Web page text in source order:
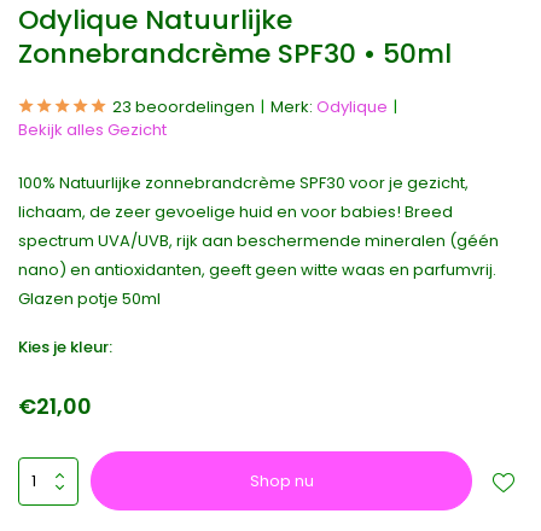
Odylique Natuurlijke
Zonnebrandcrème SPF30 • 50ml
23 beoordelingen Merk: Odylique
Bekijk alles Gezicht
100% Natuurlijke zonnebrandcrème SPF30 voor je gezicht,
lichaam, de zeer gevoelige huid en voor babies! Breed
spectrum UVA/UVB, rijk aan beschermende mineralen (géén
nano) en antioxidanten, geeft geen witte waas en parfumvrij.
Glazen potje 50ml
Kies je kleur:
€21,00
Shop nu